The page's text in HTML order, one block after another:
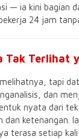
— ia kini bagian
24 jam
Tak Terlihat
tapi
dan
nyata dari
dan ketenangan.
terasa setiap